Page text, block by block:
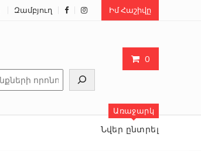
Զամբյուղ Իմ Հաշիվը
0
Առաջարկ
Նվեր ընտրել